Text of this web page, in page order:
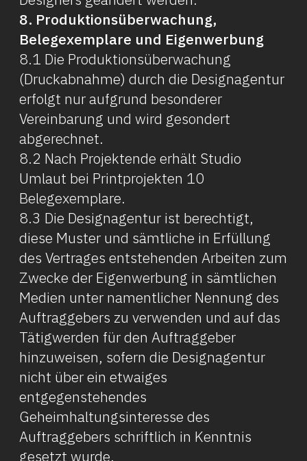
8. Produktionsüberwachung,
Belegexemplare und Eigenwerbung
8.1 Die Produktionsüberwachung
(Druckabnahme) durch die Designagentur
erfolgt nur aufgrund besonderer
Vereinbarung und wird gesondert
abgerechnet.
8.2 Nach Projektende erhält Studio
Umlaut bei Printprojekten 10
Belegexemplare.
8.3 Die Designagentur ist berechtigt,
diese Muster und sämtliche in Erfüllung
des Vertrages entstehenden Arbeiten zum
Zwecke der Eigenwerbung in sämtlichen
Medien unter namentlicher Nennung des
Auftraggebers zu verwenden und auf das
Tätigwerden für den Auftraggeber
hinzuweisen, sofern die Designagentur
nicht über ein etwaiges
entgegenstehendes
Geheimhaltungsinteresse des
Auftraggebers schriftlich in Kenntnis
gesetzt wurde.